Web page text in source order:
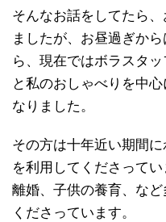
そんなお話をしてたら
ましたが、お昼過ぎか
ら、現在ではボラスタ
と私のおしゃべりを中
なりました。
その方は十年近い期間
を利用してくださって
離婚、子供の養育、な
くださっています。